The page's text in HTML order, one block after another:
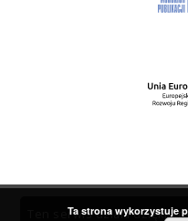
Ten serwis działa dzięki
Ta strona wykorzystuje